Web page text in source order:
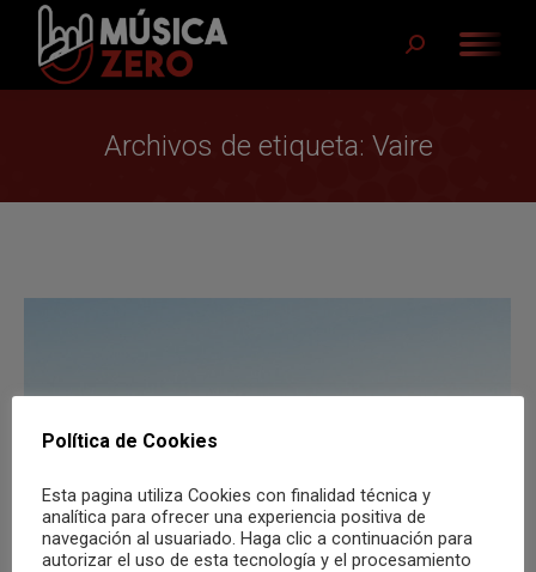
Buscar:
Archivos de etiqueta: Vaire
Política de Cookies
Esta pagina utiliza Cookies con finalidad técnica y
analítica para ofrecer una experiencia positiva de
navegación al usuariado. Haga clic a continuación para
autorizar el uso de esta tecnología y el procesamiento